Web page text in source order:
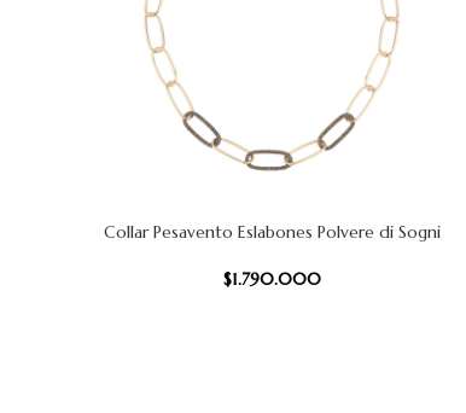
AÑADIR AL CARRITO
Collar Pesavento Eslabones Polvere di Sogni
$1.790.000